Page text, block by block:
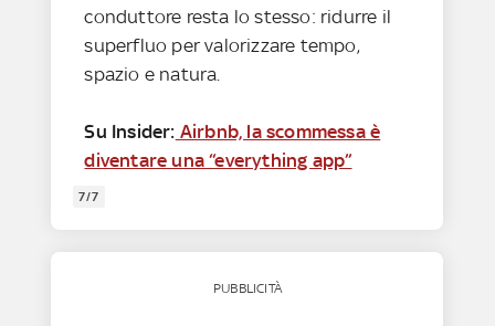
conduttore resta lo stesso: ridurre il
superfluo per valorizzare tempo,
spazio e natura.
Su Insider: Airbnb, la scommessa è
diventare una “everything app”
7/7
PUBBLICITÀ